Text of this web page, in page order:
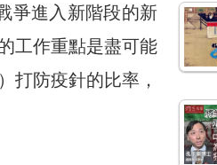
爭進入新階段的新
工作重點是盡可能
打防疫針的比率，